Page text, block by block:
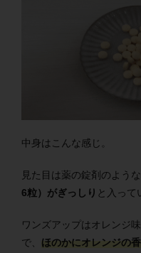
中身はこんな感じ。
見た目は薬の錠剤のよう
6粒）がぎっしり と入って
ワンズアップはオレンジ
で、 ほのかにオレンジの